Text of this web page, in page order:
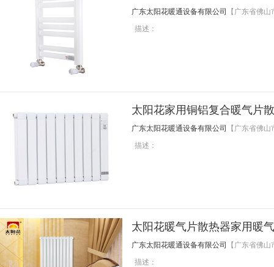
广东太阳花暖通设备有限公司
【广东省佛山
描述：
太阳花家用铜铝复合暖气片
广东太阳花暖通设备有限公司
【广东省佛山
描述：
太阳花暖气片散热器家用暖
广东太阳花暖通设备有限公司
【广东省佛山
描述：